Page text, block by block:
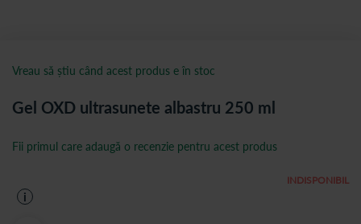
Gel OXD ultrasunete albastru 250 ml
INDISPONIBIL
Fii primul care adaugă o recenzie pentru acest produs
i
Vreau să știu când acest produs e în stoc